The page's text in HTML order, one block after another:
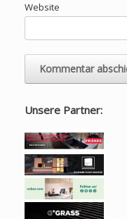
Website
Unsere Partner: